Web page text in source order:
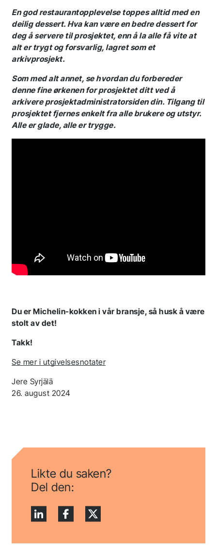
En god restaurantopplevelse toppes alltid med en
deilig dessert. Hva kan være en bedre dessert for
deg å servere til prosjektet, enn å la alle få vite at
alt er trygt og forsvarlig, lagret som et
arkivprosjekt.
Som med alt annet, se hvordan du forbereder
denne fine ørkenen for prosjektet ditt ved å
arkivere prosjektadministratorsiden din. Tilgang til
prosjektet fjernes enkelt fra alle brukere og utstyr.
Alle er glade, alle er trygge.
Du er Michelin-kokken i vår bransje, så husk å være
stolt av det!
Takk!
Se mer i utgivelsesnotater
Jere Syrjälä
26. august 2024
Likte du saken?
Del den:
Takk for søknaden
din! Du hører snart
tilbake fra oss.